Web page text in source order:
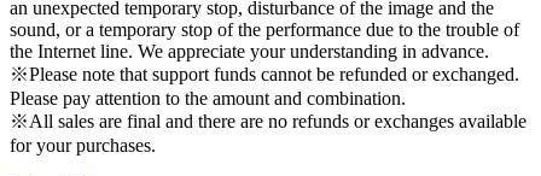
an unexpected temporary stop, disturbance of the image and the
sound, or a temporary stop of the performance due to the trouble of
the Internet line. We appreciate your understanding in advance.
※Please note that support funds cannot be refunded or exchanged.
Please pay attention to the amount and combination.
※All sales are final and there are no refunds or exchanges available
for your purchases.